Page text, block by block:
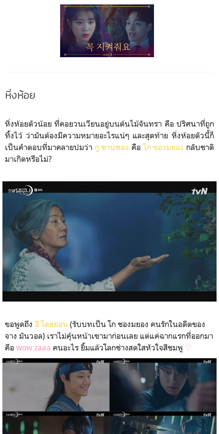
หิ่งห้อย
หิ่งห้อยตัวน้อย ที่คอยวนเวียนอยู่บนต้นไม้จันทรา คือ ปริศนาที่ถูก
ทิ้งไว้ ว่ามันต้องมีความหมายอะไรแน่ๆ และสุดท้าย หิ่งห้อยตัวนี้ก็
เป็นคำตอบที่มาคลายปมว่า กู ชานซอง คือโก ชองมยอง กลับชาติ
มาเกิดหรือไม่?
ขอพูดถึง อี โดฮยอน (รับบทเป็น โก ชองมยอง คนรักในอดีตของ
จาง มันวอล) เราไม่คุ้นหน้าเขามาก่อนเลย แต่แค่ฉากแรกที่ออกมา
คือ wow zaaa คนอะไร ยิ้มแล้วโลกช่างสดใสหัวใจสีชมพู ♡